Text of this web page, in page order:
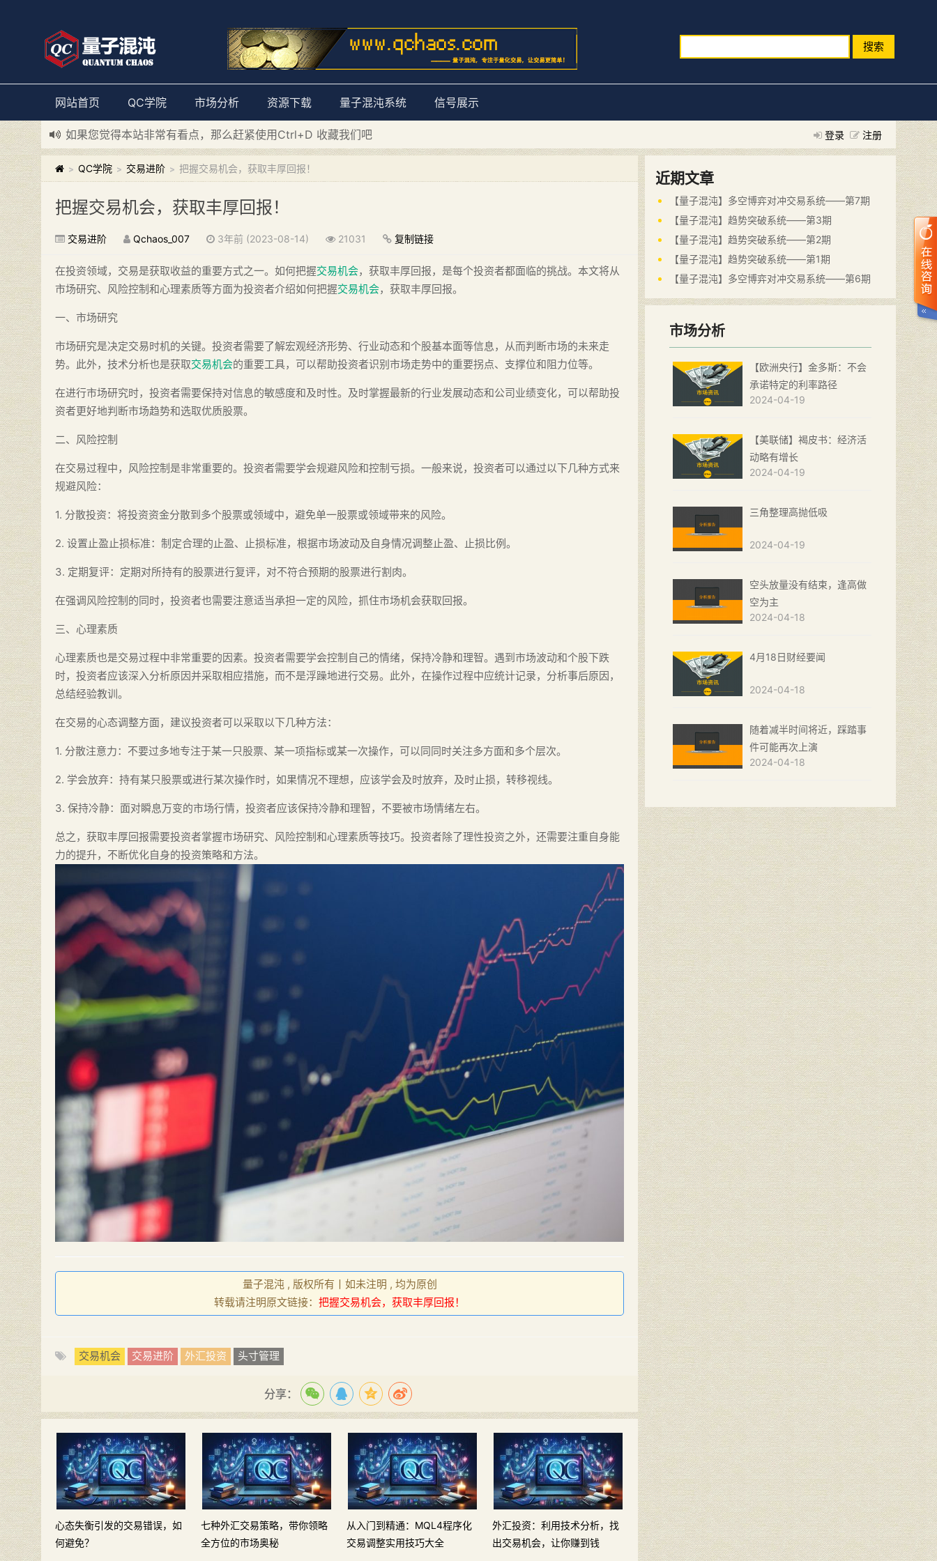
搜索
网站首页 QC学院 市场分析 资源下载 量子混沌系统 信号展示
登录 注册
如果您觉得本站非常有看点，那么赶紧使用Ctrl+D 收藏我们吧
新添加量子混沌系统板块，欢迎大家访问！---“量子混沌系统”
> QC学院 > 交易进阶 > 把握交易机会，获取丰厚回报！
把握交易机会，获取丰厚回报！
交易进阶 Qchaos_007 3年前 (2023-08-14) 21031 复制链接
在投资领域，交易是获取收益的重要方式之一。如何把握交易机会，获取丰厚回报，是每个投资者都面临的挑战。本文将从
市场研究、风险控制和心理素质等方面为投资者介绍如何把握交易机会，获取丰厚回报。
一、市场研究
市场研究是决定交易时机的关键。投资者需要了解宏观经济形势、行业动态和个股基本面等信息，从而判断市场的未来走
势。此外，技术分析也是获取交易机会的重要工具，可以帮助投资者识别市场走势中的重要拐点、支撑位和阻力位等。
在进行市场研究时，投资者需要保持对信息的敏感度和及时性。及时掌握最新的行业发展动态和公司业绩变化，可以帮助投
资者更好地判断市场趋势和选取优质股票。
二、风险控制
在交易过程中，风险控制是非常重要的。投资者需要学会规避风险和控制亏损。一般来说，投资者可以通过以下几种方式来
规避风险：
1. 分散投资：将投资资金分散到多个股票或领域中，避免单一股票或领域带来的风险。
2. 设置止盈止损标准：制定合理的止盈、止损标准，根据市场波动及自身情况调整止盈、止损比例。
3. 定期复评：定期对所持有的股票进行复评，对不符合预期的股票进行割肉。
在强调风险控制的同时，投资者也需要注意适当承担一定的风险，抓住市场机会获取回报。
三、心理素质
心理素质也是交易过程中非常重要的因素。投资者需要学会控制自己的情绪，保持冷静和理智。遇到市场波动和个股下跌
时，投资者应该深入分析原因并采取相应措施，而不是浮躁地进行交易。此外，在操作过程中应统计记录，分析事后原因，
总结经验教训。
在交易的心态调整方面，建议投资者可以采取以下几种方法：
1. 分散注意力：不要过多地专注于某一只股票、某一项指标或某一次操作，可以同同时关注多方面和多个层次。
2. 学会放弃：持有某只股票或进行某次操作时，如果情况不理想，应该学会及时放弃，及时止损，转移视线。
3. 保持冷静：面对瞬息万变的市场行情，投资者应该保持冷静和理智，不要被市场情绪左右。
总之，获取丰厚回报需要投资者掌握市场研究、风险控制和心理素质等技巧。投资者除了理性投资之外，还需要注重自身能
力的提升，不断优化自身的投资策略和方法。
量子混沌 , 版权所有丨如未注明 , 均为原创
转载请注明原文链接： 把握交易机会，获取丰厚回报！
交易机会 交易进阶 外汇投资 头寸管理
分享：
心态失衡引发的交易错误，如
何避免？
七种外汇交易策略，带你领略
全方位的市场奥秘
从入门到精通：MQL4程序化
交易调整实用技巧大全
外汇投资：利用技术分析，找
出交易机会，让你赚到钱
近期文章
【量子混沌】多空博弈对冲交易系统——第7期
【量子混沌】趋势突破系统——第3期
【量子混沌】趋势突破系统——第2期
【量子混沌】趋势突破系统——第1期
【量子混沌】多空博弈对冲交易系统——第6期
市场分析
【欧洲央行】金多斯：不会
承诺特定的利率路径
2024-04-19
【美联储】褐皮书：经济活
动略有增长
2024-04-19
三角整理高抛低吸
2024-04-19
空头放量没有结束，逢高做
空为主
2024-04-18
4月18日财经要闻
2024-04-18
随着减半时间将近，踩踏事
件可能再次上演
2024-04-18